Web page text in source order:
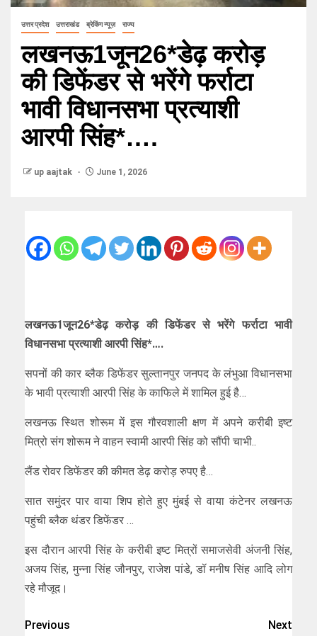
उत्तर प्रदेश उत्तराखंड ब्रेकिंग न्यूज़ राज्य
लखनऊ1जून26*डेढ़ करोड़
की डिफेंडर से भरेंगे फर्राटा
भावी विधानसभा प्रत्याशी
आरपी सिंह*….
up aajtak June 1, 2026
लखनऊ1जून26*डेढ़ करोड़ की डिफेंडर से भरेंगे फर्राटा भावी
विधानसभा प्रत्याशी आरपी सिंह*….
सपनों की कार ब्लैक डिफेंडर सुल्तानपुर जनपद के लंभुआ विधानसभा
के भावी प्रत्याशी आरपी सिंह के काफिले में शामिल हुई है…
लखनऊ स्थित शोरूम में इस गौरवशाली क्षण में अपने करीबी इष्ट
मित्रो संग शोरूम ने वाहन स्वामी आरपी सिंह को सौंपी चाभी..
लैंड रोवर डिफेंडर की कीमत डेढ़ करोड़ रुपए है…
सात समुंदर पार वाया शिप होते हुए मुंबई से वाया कंटेनर लखनऊ
पहुंची ब्लैक थंडर डिफेंडर …
इस दौरान आरपी सिंह के करीबी इष्ट मित्रों समाजसेवी अंजनी सिंह,
अजय सिंह, मुन्ना सिंह जौनपुर, राजेश पांडे, डॉ मनीष सिंह आदि लोग
रहे मौजूद।
Previous
Next